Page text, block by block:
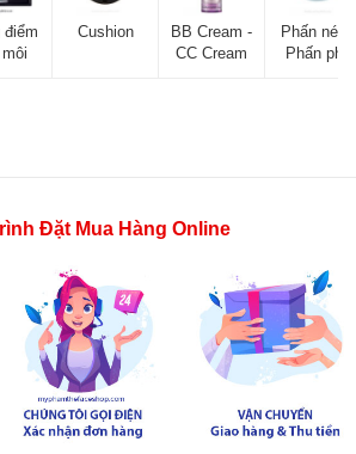
điểm
Cushion
BB Cream -
CC Cream
Phấn nén -
Phấn phủ
Đặt Mua Hàng Online